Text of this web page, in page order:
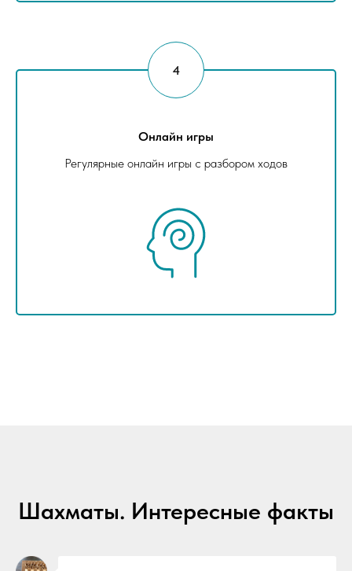
Онлайн игры
Регулярные онлайн игры с разбором ходов
Шахматы. Интересные факты